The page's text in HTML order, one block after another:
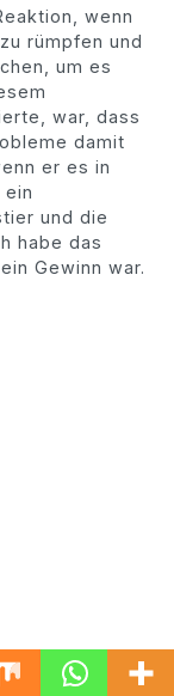
wenn
rümpfen und
um es
war, dass
damit
er es in
ein
und die
habe das
Gewinn war.